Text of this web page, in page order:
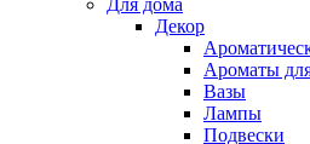
Для дома
Декор
Ароматы
Вазы
Лампы
Подвески